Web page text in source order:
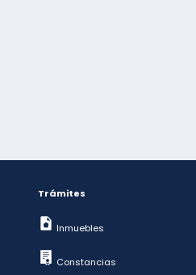
Trámites
Inmuebles
Constancias